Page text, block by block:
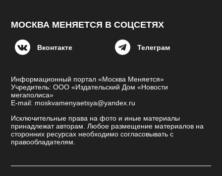
МОСКВА МЕНЯЕТСЯ В СОЦСЕТЯХ
Вконтакте Телеграм
Информационный портал «Москва Меняется»
Учредитель: ООО «Издательский Дом «Новости
мегаполиса»
E-mail: moskvamenyaetsya@yandex.ru
Исключительные права на фото и иные материалы
принадлежат авторам. Любое размещение материалов на
сторонних ресурсах необходимо согласовывать с
правообладателям.